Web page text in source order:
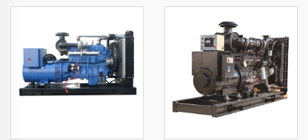
Yedek Güç Üretimi Gaz